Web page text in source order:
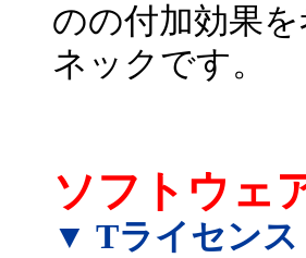
のの付加効果
ネックです。
ソフトウェ
▼ Tライセンス